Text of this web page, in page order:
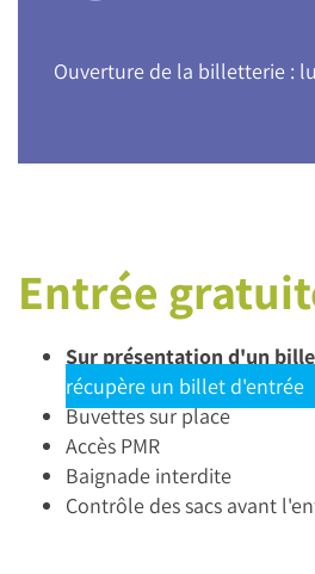
Ouverture de la billetterie :
Entrée
Sur présentation d'un
récupère un billet d'entrée
Buvettes sur place
Accès PMR
Baignade interdite
Contrôle des sacs avant